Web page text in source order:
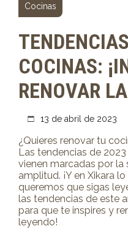
Cocinas
COCINAS:
RENOVAR
13 de abril de 2023
¿Quieres renovar tu
Las tendencias de
vienen marcadas por la
amplitud. ¡Y en Xikara
queremos que sigas
las tendencias de este
para que te inspires y
leyendo!